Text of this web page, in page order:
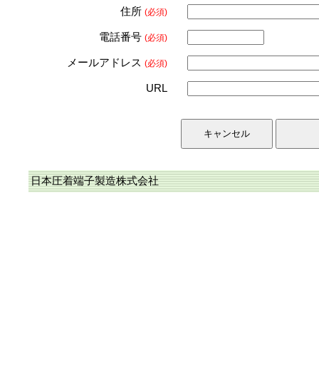
住所 (必須)
電話番号 (必須)
メールアドレス (必須)
URL
日本圧着端子製造株式会社